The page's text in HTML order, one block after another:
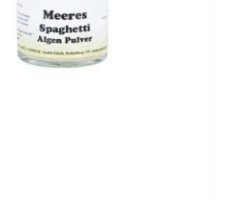
OPTIONEN
KÖNNEN
AUF
DER